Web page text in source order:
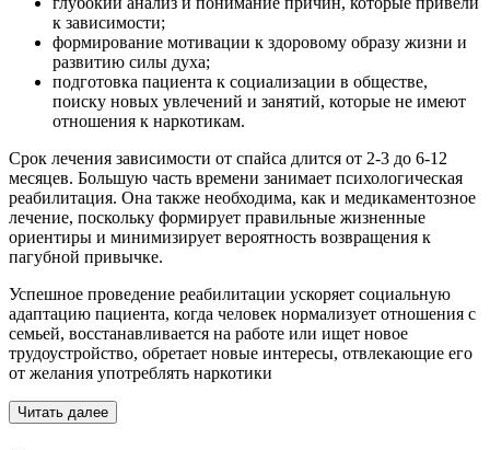
к зависимости;
формирование мотивации к здоровому образу жизни и
развитию силы духа;
подготовка пациента к социализации в обществе,
поиску новых увлечений и занятий, которые не имеют
отношения к наркотикам.
Срок лечения зависимости от спайса длится от 2-3 до 6-12
месяцев. Большую часть времени занимает психологическая
реабилитация. Она также необходима, как и медикаментозное
лечение, поскольку формирует правильные жизненные
ориентиры и минимизирует вероятность возвращения к
пагубной привычке.
Успешное проведение реабилитации ускоряет социальную
адаптацию пациента, когда человек нормализует отношения с
семьей, восстанавливается на работе или ищет новое
трудоустройство, обретает новые интересы, отвлекающие его
от желания употреблять наркотики
Читать далее